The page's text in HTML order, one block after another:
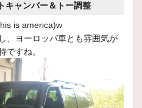
ャンバー＆トー調整
is america)w
、ヨーロッパ車とも雰囲気が
ですね。